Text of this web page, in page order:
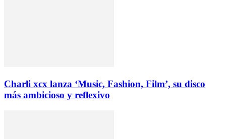
Charli xcx lanza ‘Music, Fashion, Film’, su disco
más ambicioso y reflexivo